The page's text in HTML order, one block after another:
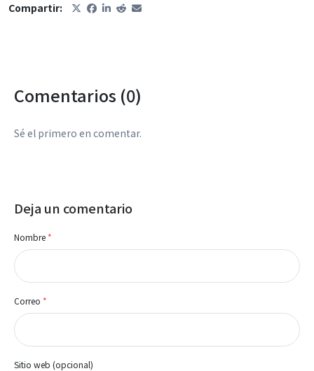
Compartir:
Comentarios (0)
Sé el primero en comentar.
Deja un comentario
Nombre *
Correo *
Sitio web (opcional)